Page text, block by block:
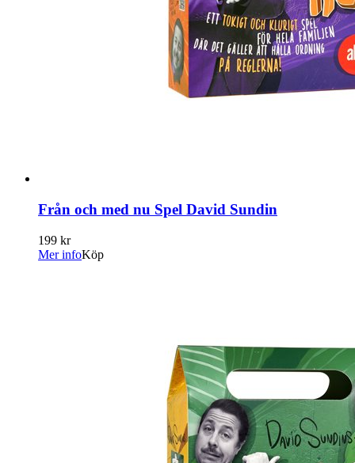
Från och med nu Spel David Sundin
199 kr
Mer infoKöp